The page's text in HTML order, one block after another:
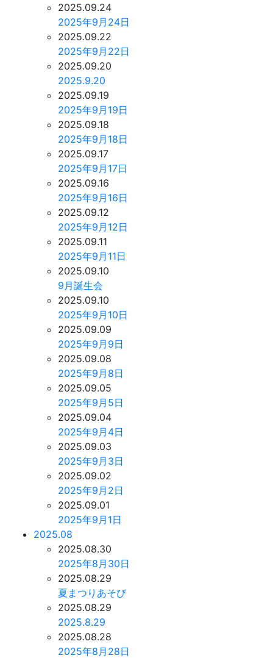
2025.09.24
2025年9月24日
2025.09.22
2025年9月22日
2025.09.20
2025.9.20
2025.09.19
2025年9月19日
2025.09.18
2025年9月18日
2025.09.17
2025年9月17日
2025.09.16
2025年9月16日
2025.09.12
2025年9月12日
2025.09.11
2025年9月11日
2025.09.10
9月誕生会
2025.09.10
2025年9月10日
2025.09.09
2025年9月9日
2025.09.08
2025年9月8日
2025.09.05
2025年9月5日
2025.09.04
2025年9月4日
2025.09.03
2025年9月3日
2025.09.02
2025年9月2日
2025.09.01
2025年9月1日
2025.08
2025.08.30
2025年8月30日
2025.08.29
夏まつりあそび
2025.08.29
2025.8.29
2025.08.28
2025年8月28日